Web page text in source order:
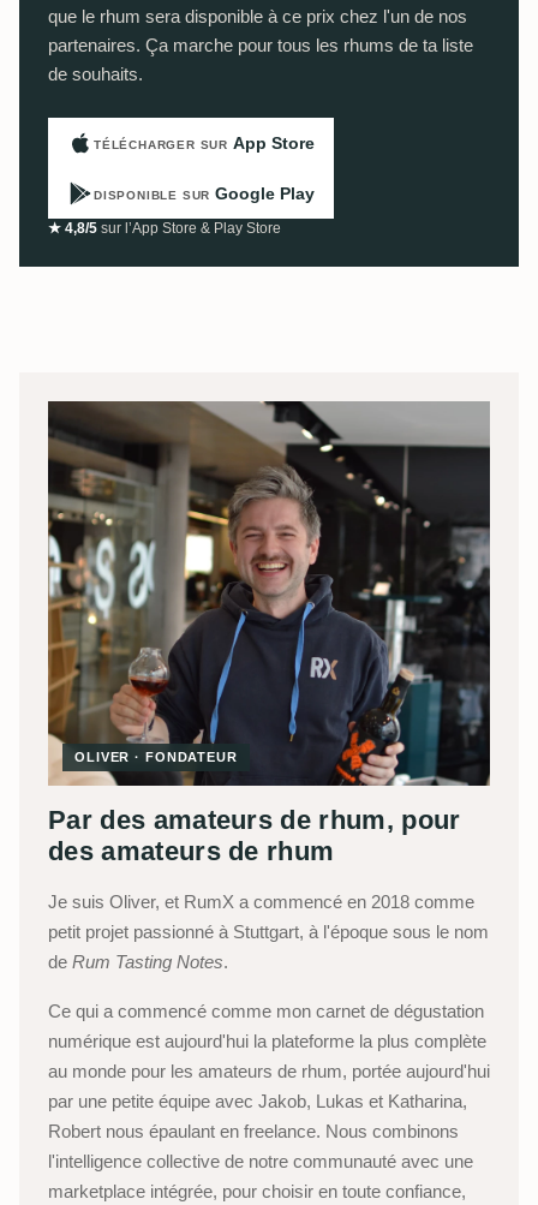
que le rhum sera disponible à ce prix chez l'un de nos
partenaires. Ça marche pour tous les rhums de ta liste
de souhaits.
TÉLÉCHARGER SUR App Store
DISPONIBLE SUR Google Play
★ 4,8/5 sur l’App Store & Play Store
OLIVER · FONDATEUR
Par des amateurs de rhum, pour
des amateurs de rhum
Je suis Oliver, et RumX a commencé en 2018 comme
petit projet passionné à Stuttgart, à l'époque sous le nom
de Rum Tasting Notes.
Ce qui a commencé comme mon carnet de dégustation
numérique est aujourd'hui la plateforme la plus complète
au monde pour les amateurs de rhum, portée aujourd'hui
par une petite équipe avec Jakob, Lukas et Katharina,
Robert nous épaulant en freelance. Nous combinons
l'intelligence collective de notre communauté avec une
marketplace intégrée, pour choisir en toute confiance,